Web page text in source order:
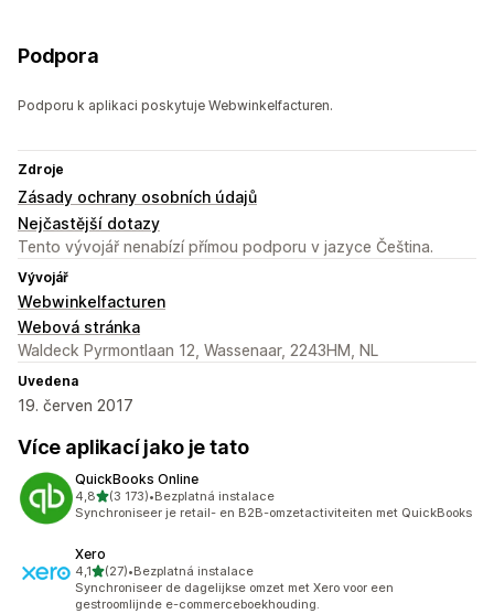
Podpora
Podporu k aplikaci poskytuje Webwinkelfacturen.
Zdroje
Zásady ochrany osobních údajů
Nejčastější dotazy
Tento vývojář nenabízí přímou podporu v jazyce Čeština.
Vývojář
Webwinkelfacturen
Webová stránka
Waldeck Pyrmontlaan 12, Wassenaar, 2243HM, NL
Uvedena
19. červen 2017
Více aplikací jako je tato
QuickBooks Online
4,8z 5 hvězd
(3 173)
Celkový počet recenzí: 3173
•Bezplatná instalace
Synchroniseer je retail- en B2B-omzetactiviteiten met QuickBooks
Xero
4,1z 5 hvězd
(27)
Celkový počet recenzí: 27
•Bezplatná instalace
Synchroniseer de dagelijkse omzet met Xero voor een
gestroomlijnde e-commerceboekhouding.